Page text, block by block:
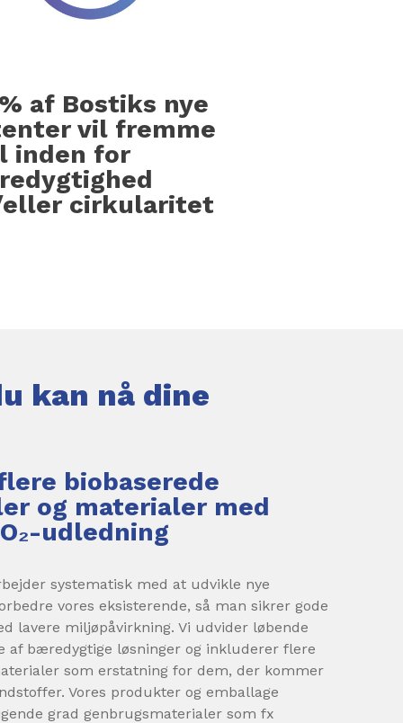
af Bostiks nye
vil fremme
inden for
cirkularitet
kan nå dine
biobaserede
og materialer med
udledning
systematisk med at udvikle nye
vores eksisterende, så man sikrer gode
lavere miljøpåvirkning. Vi udvider løbende
af bæredygtige løsninger og inkluderer flere
som erstatning for dem, der kommer
Vores produkter og emballage
grad genbrugsmaterialer som fx